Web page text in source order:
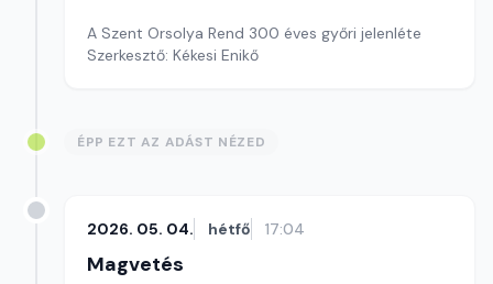
A Szent Orsolya Rend 300 éves győri jelenléte
Szerkesztő: Kékesi Enikő
ÉPP EZT AZ ADÁST NÉZED
2026. 05. 04. hétfő 17:04
Magvetés